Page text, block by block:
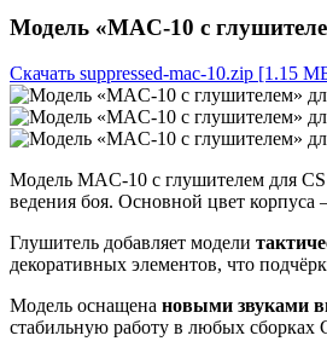
Модель «MAC-10 с
Скачать suppressed-mac-10.zip [1.15
Модель MAC-10 с глушителем для
ведения боя. Основной цвет
Глушитель добавляет модели
декоративных элементов, что
Модель оснащена новыми звуками
стабильную работу в любых сборках